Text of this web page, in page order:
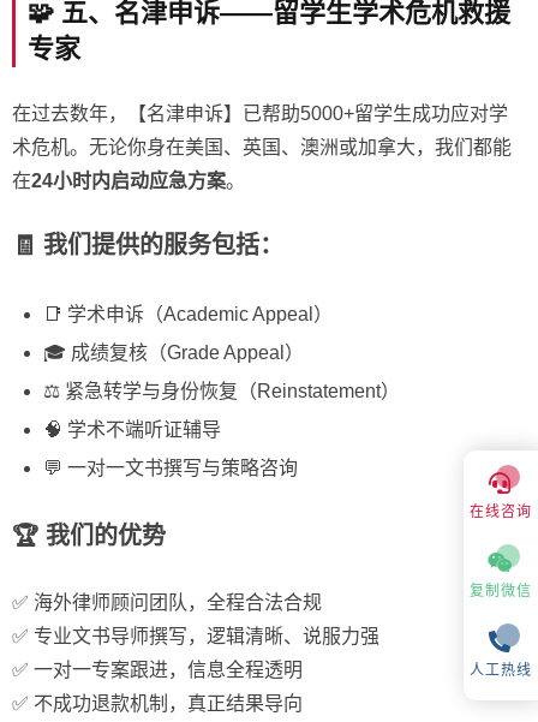
🧩 五、名津申诉——留学生学术危机救援
专家
在过去数年，【名津申诉】已帮助5000+留学生成功应对学
术危机。无论你身在美国、英国、澳洲或加拿大，我们都能
在24小时内启动应急方案。
🧾 我们提供的服务包括：
📑 学术申诉（Academic Appeal）
🎓 成绩复核（Grade Appeal）
⚖️ 紧急转学与身份恢复（Reinstatement）
🧠 学术不端听证辅导
💬 一对一文书撰写与策略咨询
🏆 我们的优势
✅ 海外律师顾问团队，全程合法合规
✅ 专业文书导师撰写，逻辑清晰、说服力强
✅ 一对一专案跟进，信息全程透明
✅ 不成功退款机制，真正结果导向
在线咨询
复制微信
人工热线